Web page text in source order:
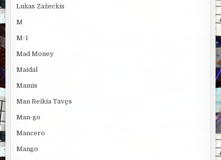
Lukas Zažeckis
M
M-1
Mad Money
Maidal
Mamis
Man Reikia Tavęs
Man-go
Mancero
Mango